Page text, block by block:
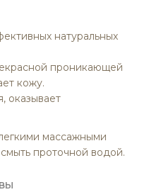
натуральных
проникающей
кожу.
оказывает
массажными
проточной водой.